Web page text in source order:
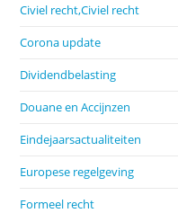
Civiel recht,Civiel recht
Corona update
Dividendbelasting
Douane en Accijnzen
Eindejaarsactualiteiten
Europese regelgeving
Formeel recht